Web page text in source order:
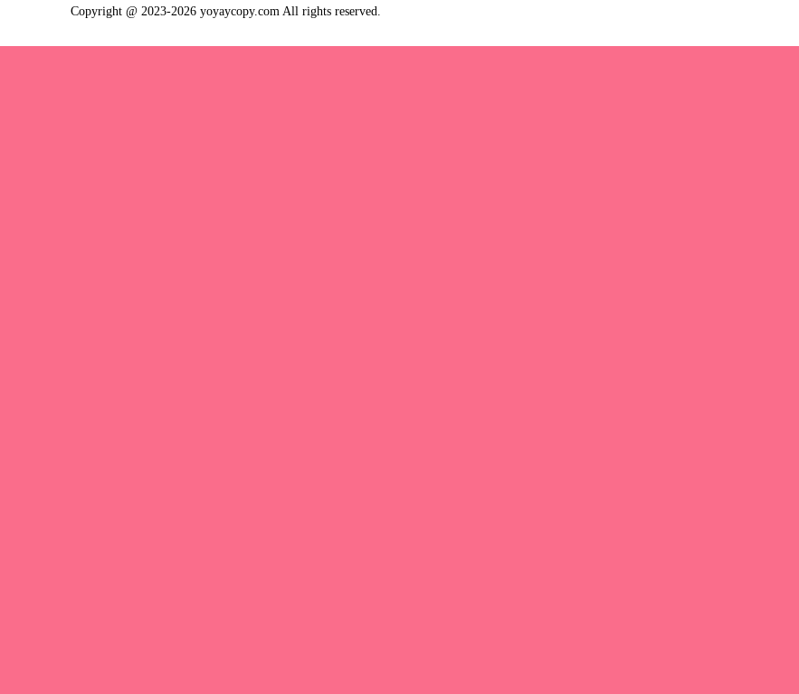
Copyright @ 2023-2026 yoyaycopy.com All rights reserved.